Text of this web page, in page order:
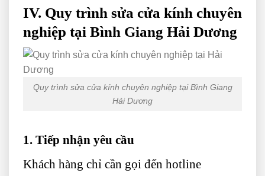
IV. Quy trình sửa cửa kính chuyên
nghiệp tại Bình Giang Hải Dương
Quy trình sửa cửa kính chuyên nghiệp tại Bình Giang
Hải Dương
1. Tiếp nhận yêu cầu
Khách hàng chỉ cần gọi đến hotline